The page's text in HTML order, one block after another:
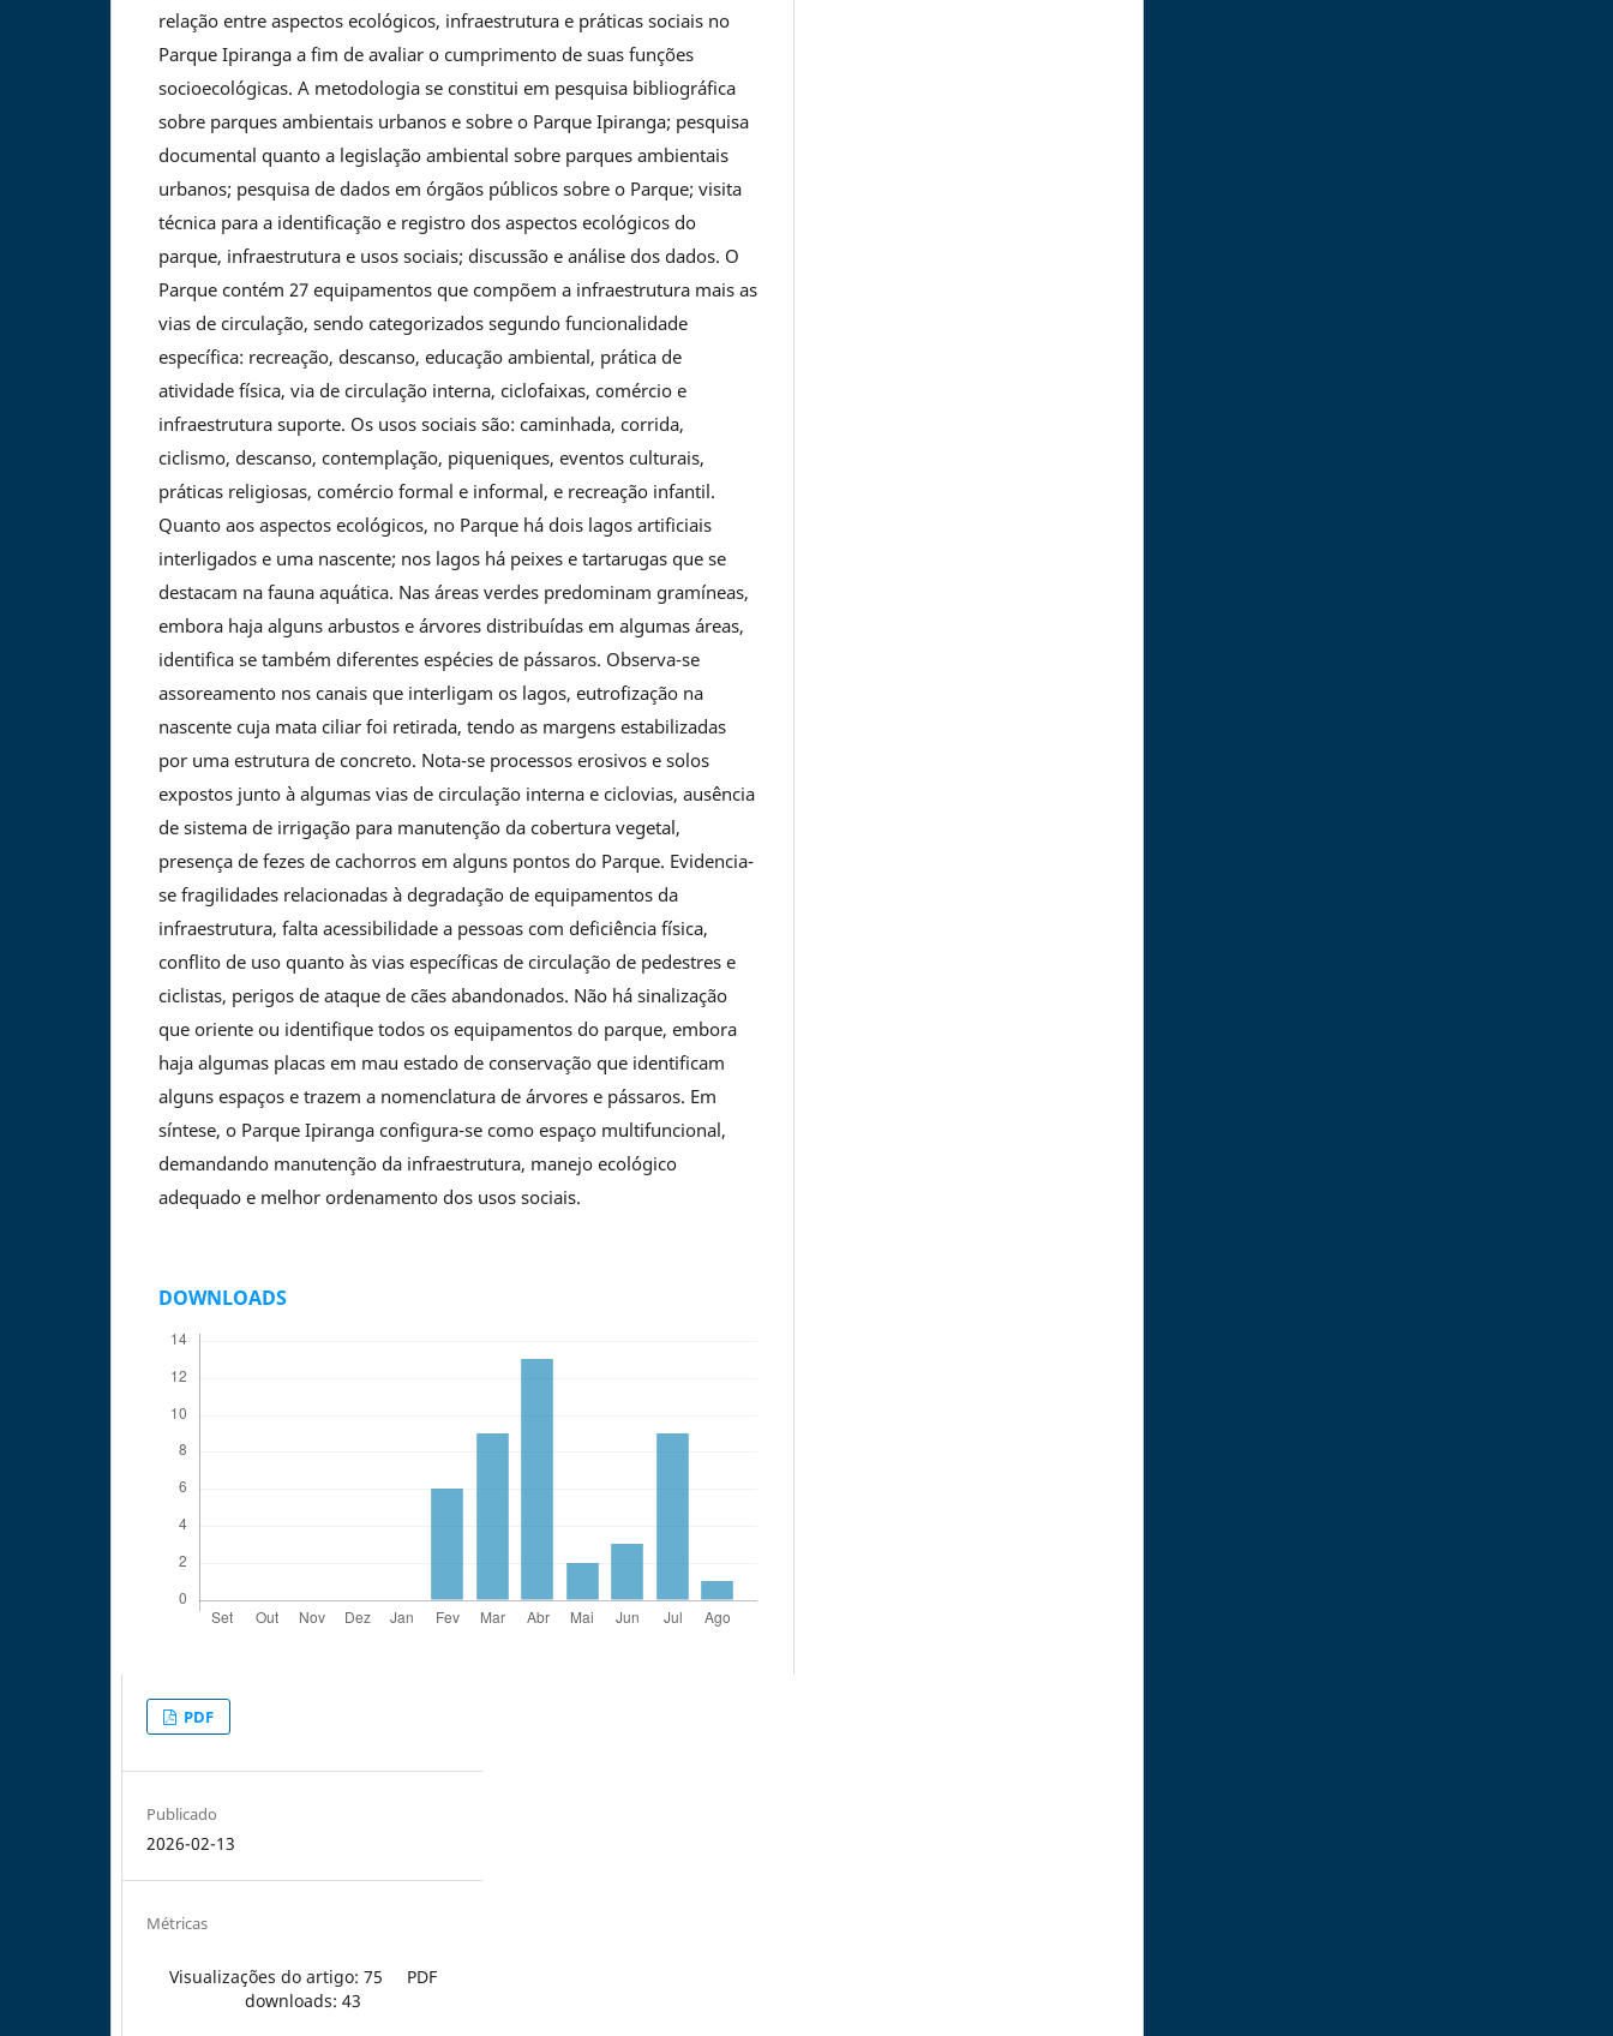
relação entre aspectos ecológicos, infraestrutura e práticas sociais no
Parque Ipiranga a fim de avaliar o cumprimento de suas funções
socioecológicas. A metodologia se constitui em pesquisa bibliográfica
sobre parques ambientais urbanos e sobre o Parque Ipiranga; pesquisa
documental quanto a legislação ambiental sobre parques ambientais
urbanos; pesquisa de dados em órgãos públicos sobre o Parque; visita
técnica para a identificação e registro dos aspectos ecológicos do
parque, infraestrutura e usos sociais; discussão e análise dos dados. O
Parque contém 27 equipamentos que compõem a infraestrutura mais as
vias de circulação, sendo categorizados segundo funcionalidade
específica: recreação, descanso, educação ambiental, prática de
atividade física, via de circulação interna, ciclofaixas, comércio e
infraestrutura suporte. Os usos sociais são: caminhada, corrida,
ciclismo, descanso, contemplação, piqueniques, eventos culturais,
práticas religiosas, comércio formal e informal, e recreação infantil.
Quanto aos aspectos ecológicos, no Parque há dois lagos artificiais
interligados e uma nascente; nos lagos há peixes e tartarugas que se
destacam na fauna aquática. Nas áreas verdes predominam gramíneas,
embora haja alguns arbustos e árvores distribuídas em algumas áreas,
identifica se também diferentes espécies de pássaros. Observa-se
assoreamento nos canais que interligam os lagos, eutrofização na
nascente cuja mata ciliar foi retirada, tendo as margens estabilizadas
por uma estrutura de concreto. Nota-se processos erosivos e solos
expostos junto à algumas vias de circulação interna e ciclovias, ausência
de sistema de irrigação para manutenção da cobertura vegetal,
presença de fezes de cachorros em alguns pontos do Parque. Evidencia-
se fragilidades relacionadas à degradação de equipamentos da
infraestrutura, falta acessibilidade a pessoas com deficiência física,
conflito de uso quanto às vias específicas de circulação de pedestres e
ciclistas, perigos de ataque de cães abandonados. Não há sinalização
que oriente ou identifique todos os equipamentos do parque, embora
haja algumas placas em mau estado de conservação que identificam
alguns espaços e trazem a nomenclatura de árvores e pássaros. Em
síntese, o Parque Ipiranga configura-se como espaço multifuncional,
demandando manutenção da infraestrutura, manejo ecológico
adequado e melhor ordenamento dos usos sociais.
DOWNLOADS
PDF
Publicado
2026-02-13
Métricas
Visualizações do artigo: 75
PDF
downloads: 43